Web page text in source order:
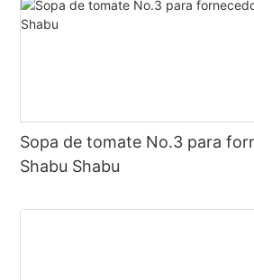
Sopa de tomate No.3 para
Shabu Shabu